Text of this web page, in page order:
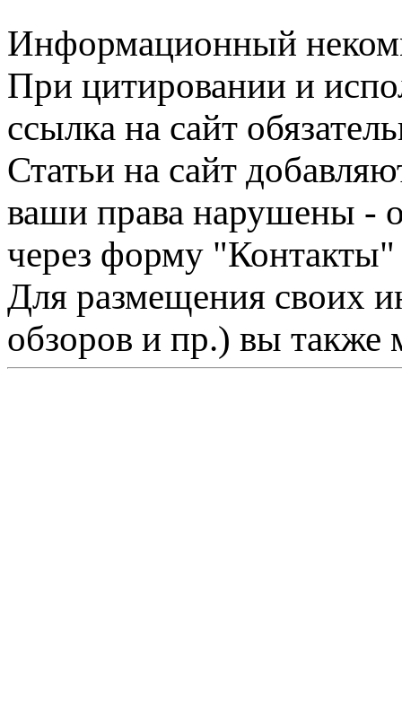
Информационный
При цитировании и
ссылка на сайт
Статьи на сайт
ваши права нарушены -
через форму "Контакты"
Для размещения своих
обзоров и пр.) вы также